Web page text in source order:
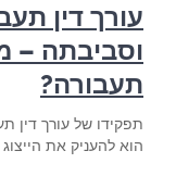
עורך דין
וסביבתה –
תעבורה?
תפקידו של עורך דין
הוא להעניק את